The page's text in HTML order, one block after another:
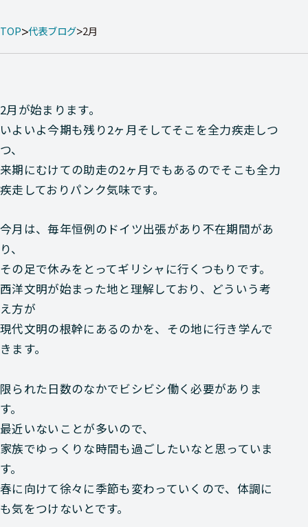
TOP 代表ブログ 2月
2月が始まります。
いよいよ今期も残り2ヶ月そしてそこを全力疾走しつ
つ、
来期にむけての助走の2ヶ月でもあるのでそこも全力
疾走しておりパンク気味です。
今月は、毎年恒例のドイツ出張があり不在期間があ
り、
その足で休みをとってギリシャに行くつもりです。
西洋文明が始まった地と理解しており、どういう考
え方が
現代文明の根幹にあるのかを、その地に行き学んで
きます。
限られた日数のなかでビシビシ働く必要がありま
す。
最近いないことが多いので、
家族でゆっくりな時間も過ごしたいなと思っていま
す。
春に向けて徐々に季節も変わっていくので、体調に
も気をつけないとです。